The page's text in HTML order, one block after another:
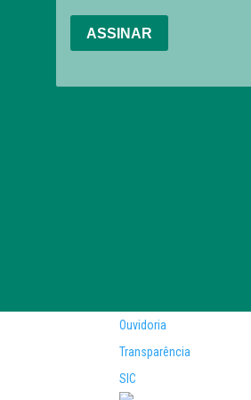
Ouvidoria
Transparência
SIC